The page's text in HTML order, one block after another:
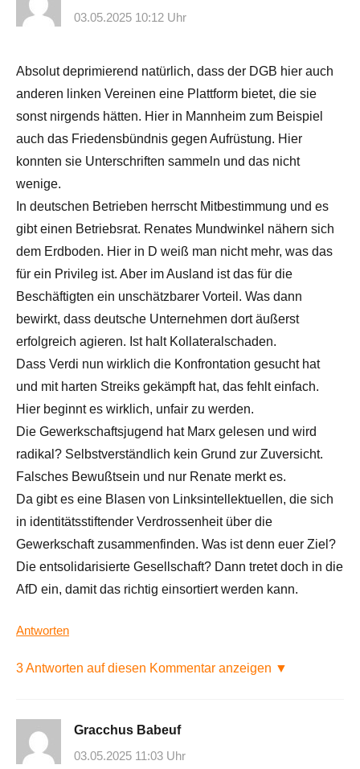
03.05.2025 10:12 Uhr
Absolut deprimierend natürlich, dass der DGB hier auch
anderen linken Vereinen eine Plattform bietet, die sie
sonst nirgends hätten. Hier in Mannheim zum Beispiel
auch das Friedensbündnis gegen Aufrüstung. Hier
konnten sie Unterschriften sammeln und das nicht
wenige.
In deutschen Betrieben herrscht Mitbestimmung und es
gibt einen Betriebsrat. Renates Mundwinkel nähern sich
dem Erdboden. Hier in D weiß man nicht mehr, was das
für ein Privileg ist. Aber im Ausland ist das für die
Beschäftigten ein unschätzbarer Vorteil. Was dann
bewirkt, dass deutsche Unternehmen dort äußerst
erfolgreich agieren. Ist halt Kollateralschaden.
Dass Verdi nun wirklich die Konfrontation gesucht hat
und mit harten Streiks gekämpft hat, das fehlt einfach.
Hier beginnt es wirklich, unfair zu werden.
Die Gewerkschaftsjugend hat Marx gelesen und wird
radikal? Selbstverständlich kein Grund zur Zuversicht.
Falsches Bewußtsein und nur Renate merkt es.
Da gibt es eine Blasen von Linksintellektuellen, die sich
in identitätsstiftender Verdrossenheit über die
Gewerkschaft zusammenfinden. Was ist denn euer Ziel?
Die entsolidarisierte Gesellschaft? Dann tretet doch in die
AfD ein, damit das richtig einsortiert werden kann.
Antworten
3 Antworten auf diesen Kommentar anzeigen ▼
Gracchus Babeuf
03.05.2025 11:03 Uhr